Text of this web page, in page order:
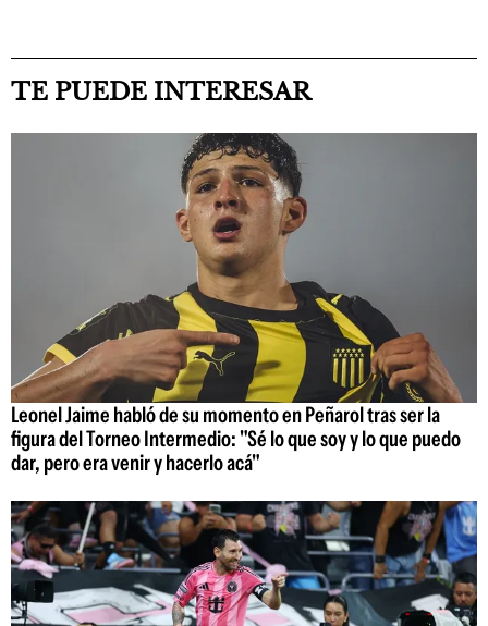
TE PUEDE INTERESAR
Leonel Jaime habló de su momento en Peñarol tras ser la
figura del Torneo Intermedio: "Sé lo que soy y lo que puedo
dar, pero era venir y hacerlo acá"